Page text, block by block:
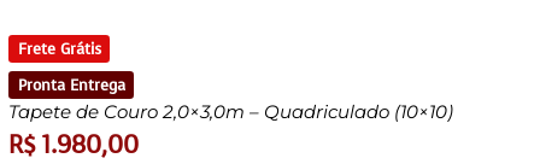
Frete Grátis
Pronta Entrega
Tapete de Couro 2,0×3,0m – Quadriculado (10×10)
R$1.980,00